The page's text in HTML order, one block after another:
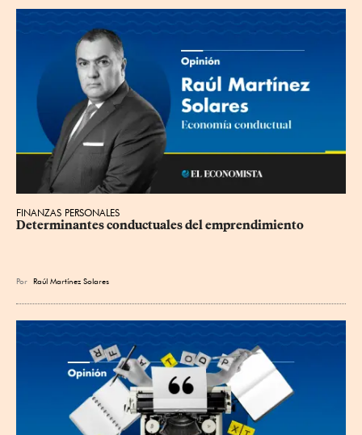
FINANZAS PERSONALES
Determinantes conductuales del emprendimiento
Por Raúl Martínez Solares